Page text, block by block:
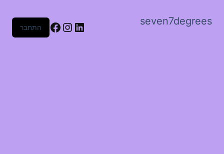
seven7degrees
LinkedIn
Instagram
Facebook
התחבר